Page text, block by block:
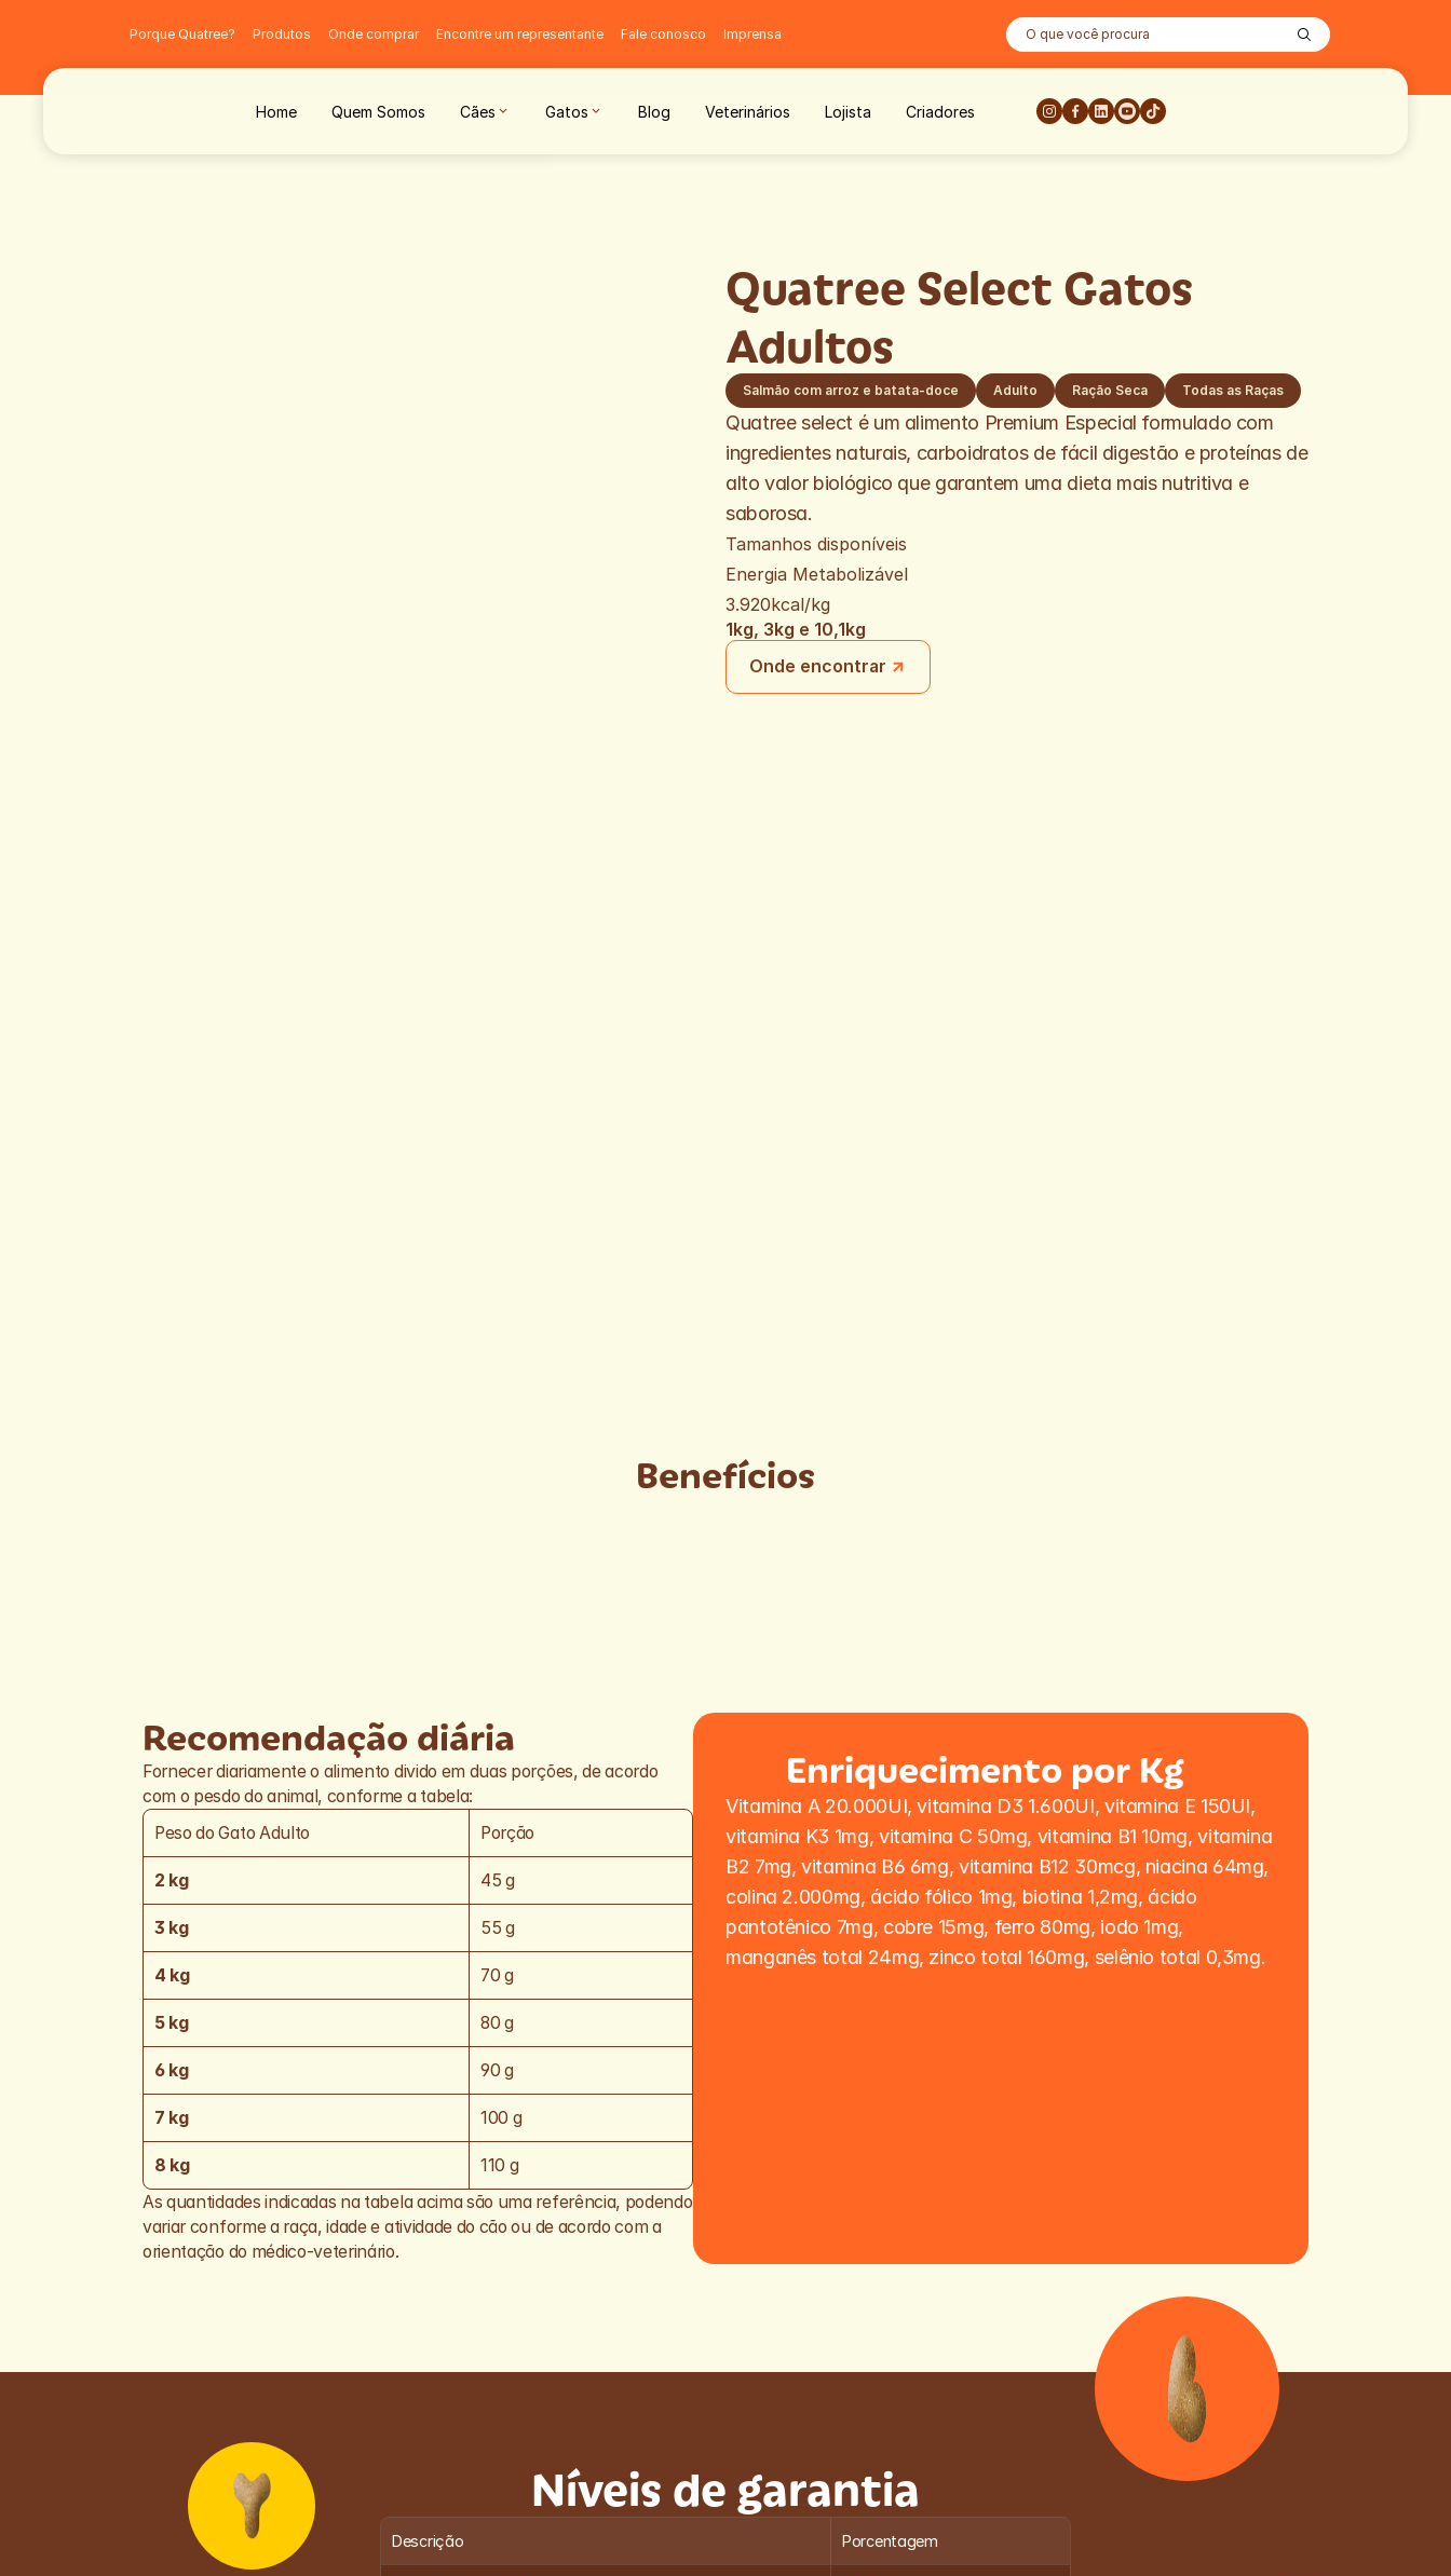
Porque Quatree? Produtos Onde comprar Encontre um representante Fale conosco Imprensa O que você procura
Home Quem Somos Cães Gatos Blog Veterinários Lojista Criadores
Quatree Select Gatos
Adultos
Salmão com arroz e batata-doce Adulto Ração Seca Todas as Raças
Quatree select é um alimento Premium Especial formulado com
ingredientes naturais, carboidratos de fácil digestão e proteínas de
alto valor biológico que garantem uma dieta mais nutritiva e
saborosa.
Tamanhos disponíveis
Energia Metabolizável
3.920kcal/kg
1kg, 3kg e 10,1kg
Onde encontrar
Benefícios
Recomendação diária
Fornecer diariamente o alimento divido em duas porções, de acordo
com o pesdo do animal, conforme a tabela:
Peso do Gato Adulto
Porção
2 kg 45 g
3 kg 55 g
4 kg 70 g
5 kg 80 g
6 kg 90 g
7 kg 100 g
8 kg
110 g
As quantidades indicadas na tabela acima são uma referência, podendo
variar conforme a raça, idade e atividade do cão ou de acordo com a
orientação do médico-veterinário.
Enriquecimento por Kg
Vitamina A 20.000UI, vitamina D3 1.600UI, vitamina E 150UI,
vitamina K3 1mg, vitamina C 50mg, vitamina B1 10mg, vitamina
B2 7mg, vitamina B6 6mg, vitamina B12 30mcg, niacina 64mg,
colina 2.000mg, ácido fólico 1mg, biotina 1,2mg, ácido
pantotênico 7mg, cobre 15mg, ferro 80mg, iodo 1mg,
manganês total 24mg, zinco total 160mg, selênio total 0,3mg.
Níveis de garantia
Descrição Porcentagem